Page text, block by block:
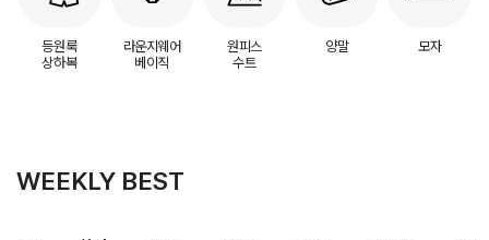
등원룩
상하복
라운지웨어
베이직
원피스
수트
양말 모자
WEEKLY BEST